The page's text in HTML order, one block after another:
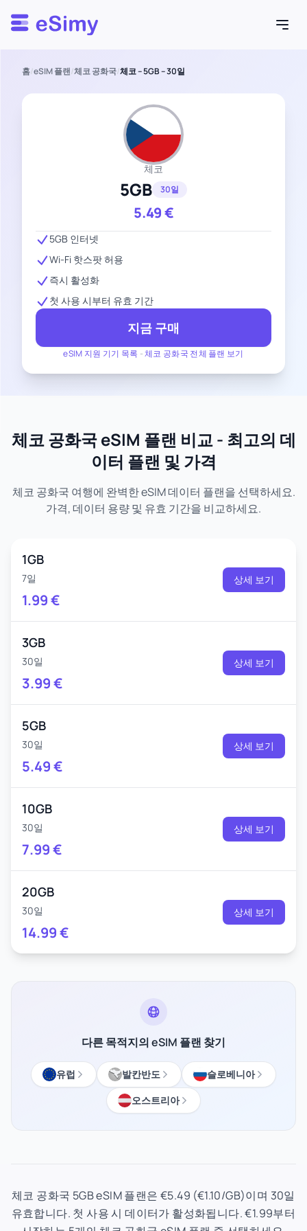
Esimy
홈/eSIM 플랜/체코 공화국/체코 – 5GB – 30일
체코
5GB 30일
5.49€
eSIM 지원 기기 목록 -체코 공화국 전체 플랜 보기
5GB 인터넷
Wi-Fi 핫스팟 허용
즉시 활성화
첫 사용 시부터 유효 기간
지금 구매
체코 공화국 eSIM 플랜 비교 - 최고의 데
이터 플랜 및 가격
체코 공화국 여행에 완벽한 eSIM 데이터 플랜을 선택하세요.
가격, 데이터 용량 및 유효 기간을 비교하세요.
1GB
7일
1.99€
상세 보기
3GB
30일
3.99€
상세 보기
5GB
30일
5.49€
상세 보기
10GB
30일
7.99€
상세 보기
20GB
30일
14.99€
상세 보기
다른 목적지의 eSIM 플랜 찾기
유럽 발칸반도
슬로베니아
오스트리아
체코 공화국 5GB eSIM 플랜은 €5.49 (€1.10/GB)이며 30일
유효합니다. 첫 사용 시 데이터가 활성화됩니다. €1.99부터